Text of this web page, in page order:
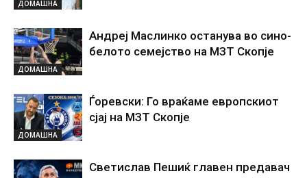
ДОМАШНА
ДОМАШНА
Андреј Маслинко останува во сино-
белото семејство на МЗТ Скопје
ДОМАШНА
Ѓоревски: Го враќаме европскиот
сјај на МЗТ Скопје
Светислав Пешиќ главен предавач